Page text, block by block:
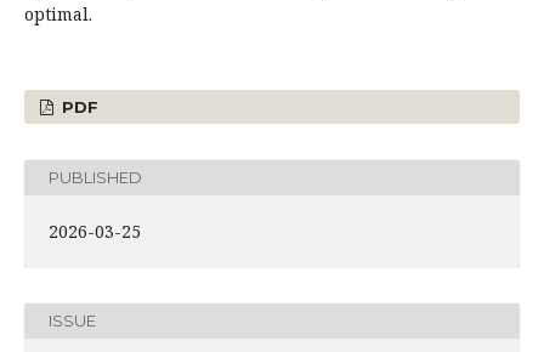
optimal.
PDF
PUBLISHED
2026-03-25
ISSUE